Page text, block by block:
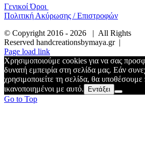
Γενικοί Όροι
Πολιτική Ακύρωσης / Επιστροφών
© Copyright 2016 - 2026 | All Rights
Reserved handcreationsbymaya.gr |
Page load link
Χρησιμοποιούμε cookies για να σας
δυνατή εμπειρία στη σελίδα μας. Εάν
χρησιμοποιείτε τη σελίδα, θα υποθέσουμε
ικανοποιημένοι με αυτό.
Εντάξει
Go to Top